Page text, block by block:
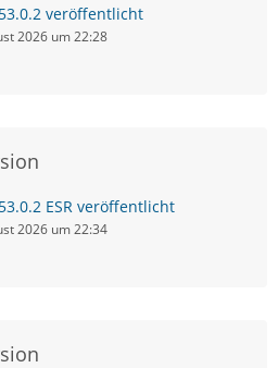
veröffentlicht
2026 um 22:28
ESR veröffentlicht
2026 um 22:34